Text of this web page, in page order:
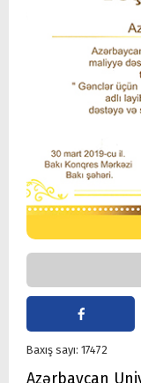
Baxış sayı: 17472
Azərbaycan